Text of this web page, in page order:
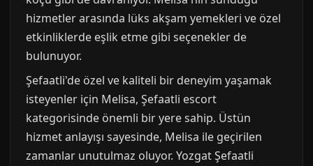
hizmetler arasında lüks akşam yemekleri ve özel
etkinliklerde eşlik etme gibi seçenekler de
bulunuyor.
Şefaatli'de özel ve kaliteli bir deneyim yaşamak
isteyenler için Melisa, Şefaatli escort
kategorisinde önemli bir yere sahip. Üstün
hizmet anlayışı sayesinde, Melisa ile geçirilen
zamanlar unutulmaz oluyor. Yozgat Şefaatli